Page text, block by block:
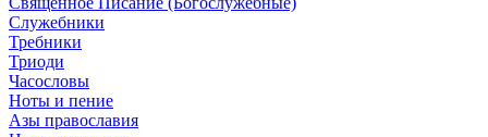
Служебники
Требники
Триоди
Часословы
Ноты и пение
Азы православия